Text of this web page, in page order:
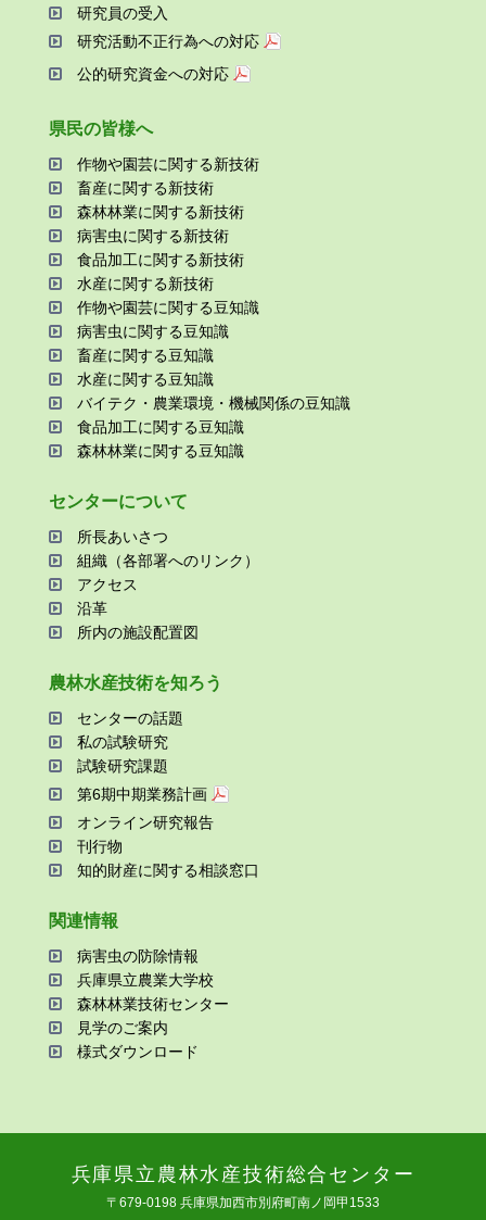
研究員の受⼊
研究活動不正⾏為への対応
公的研究資金への対応
県⺠の皆様へ
作物や園芸に関する新技術
畜産に関する新技術
森林林業に関する新技術
病害⾍に関する新技術
⾷品加⼯に関する新技術
⽔産に関する新技術
作物や園芸に関する⾖知識
病害⾍に関する⾖知識
畜産に関する⾖知識
⽔産に関する⾖知識
バイテク・農業環境・機械関係の⾖知識
⾷品加⼯に関する⾖知識
森林林業に関する⾖知識
センターについて
所⻑あいさつ
組織（各部署へのリンク）
アクセス
沿⾰
所内の施設配置図
農林⽔産技術を知ろう
センターの話題
私の試験研究
試験研究課題
第6期中期業務計画
オンライン研究報告
刊⾏物
知的財産に関する相談窓⼝
関連情報
病害⾍の防除情報
兵庫県⽴農業⼤学校
森林林業技術センター
⾒学のご案内
様式ダウンロード
兵庫県⽴農林⽔産技術総合センター
〒679-0198 兵庫県加⻄市別府町南ノ岡甲1533